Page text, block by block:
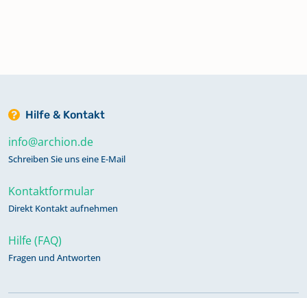
Hilfe & Kontakt
info@archion.de
Schreiben Sie uns eine E-Mail
Kontaktformular
Direkt Kontakt aufnehmen
Hilfe (FAQ)
Fragen und Antworten